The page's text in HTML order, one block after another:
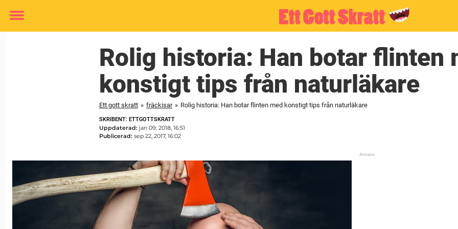
Toggle
Rolig historia: Han botar flinten
konstigt tips från naturläkare
Ett gott skratt » fräckisar » Rolig historia: Han botar flinten med konstigt tips från naturläkare
SKRIBENT: ETTGOTTSKRATT
Uppdaterad: jan 09, 2018, 16:51
Publicerad: sep 22, 2017, 16:02